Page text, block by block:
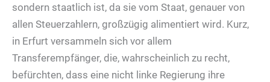
sondern staatlich ist, da sie vom Staat, genauer von
allen Steuerzahlern, großzügig alimentiert wird. Kurz,
in Erfurt versammeln sich vor allem
Transferempfänger, die, wahrscheinlich zu recht,
befürchten, dass eine nicht linke Regierung ihre